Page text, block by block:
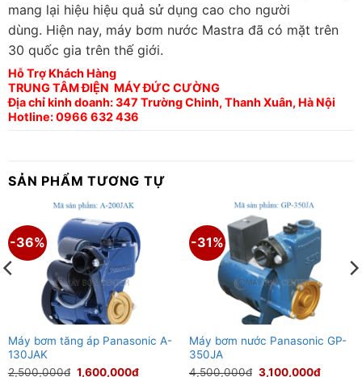
mang lại hiệu hiệu quả sử dụng cao cho người
dùng. Hiện nay, máy bơm nước Mastra đã có mặt trên
30 quốc gia trên thế giới.
Hỗ Trợ Khách Hàng
TRUNG TÂM ĐIỆN MÁY ĐỨC CƯỜNG
Địa chỉ kinh doanh: 347 Trường Chinh, Thanh Xuân, Hà Nội
Hotline: 0966 632 436
SẢN PHẨM TƯƠNG TỰ
-36%
Máy bơm tăng áp Panasonic A-
130JAK
2,500,000₫ Giá
1,600,000₫Giá
-31%
Máy bơm nước Panasonic GP-
350JA
4,500,000₫ Giá
3,100,000₫Giá